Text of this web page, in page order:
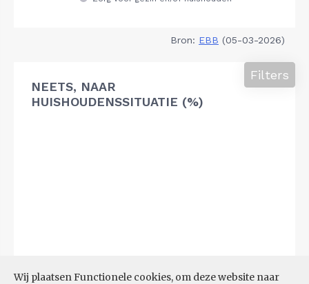
Wij plaatsen Functionele cookies, om deze website naar
Bron: EBB (05-03-2026)
NEETS, NAAR
HUISHOUDENSSITUATIE (%)
Filters